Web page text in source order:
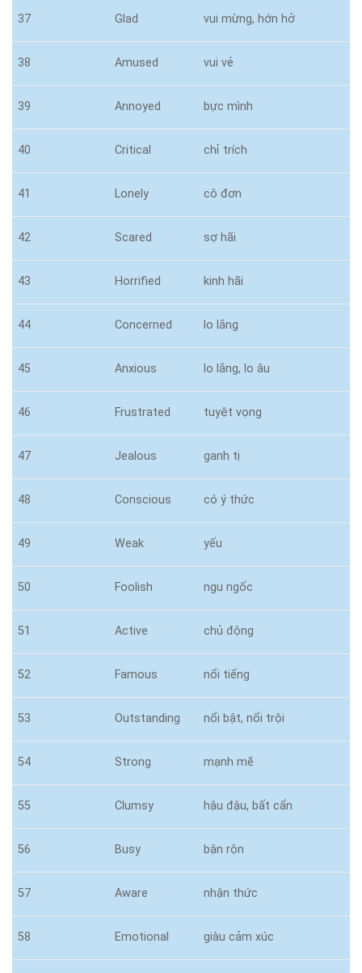
37 Glad vui mừng, hớn hở
38 Amused vui vẻ
39 Annoyed bực mình
40 Critical chỉ trích
41 Lonely cô đơn
42 Scared sợ hãi
43 Horrified kinh hãi
44 Concerned lo lắng
45 Anxious lo lắng, lo âu
46 Frustrated tuyệt vọng
47 Jealous ganh tị
48 Conscious có ý thức
49 Weak yếu
50 Foolish ngu ngốc
51 Active chủ động
52 Famous nổi tiếng
53 Outstanding nổi bật, nổi trội
54 Strong mạnh mẽ
55 Clumsy hậu đậu, bất cẩn
56 Busy bận rộn
57 Aware nhận thức
58 Emotional giàu cảm xúc